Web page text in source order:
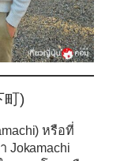
町)
หรือที่
Jokamachi